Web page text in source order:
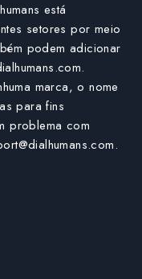
está
setores por meio
podem adicionar
marca, o nome
para fins
problema com
.